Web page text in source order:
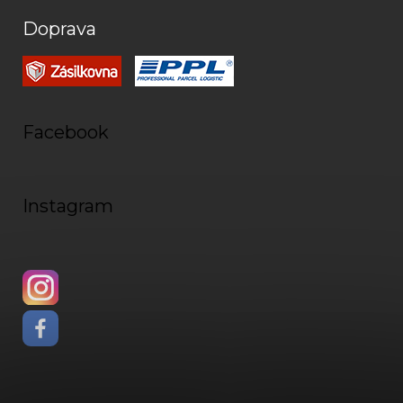
Doprava
Facebook
Instagram